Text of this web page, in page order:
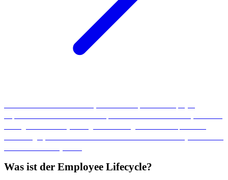
Was ist der Employee Lifecycle?